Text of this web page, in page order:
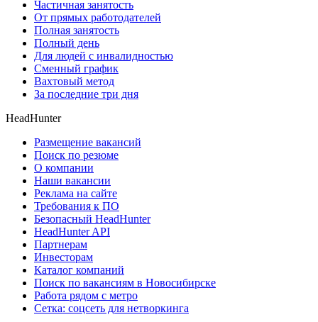
Частичная занятость
От прямых работодателей
Полная занятость
Полный день
Для людей с инвалидностью
Сменный график
Вахтовый метод
За последние три дня
HeadHunter
Размещение вакансий
Поиск по резюме
О компании
Наши вакансии
Реклама на сайте
Требования к ПО
Безопасный HeadHunter
HeadHunter API
Партнерам
Инвесторам
Каталог компаний
Поиск по вакансиям в Новосибирске
Работа рядом с метро
Сетка: соцсеть для нетворкинга